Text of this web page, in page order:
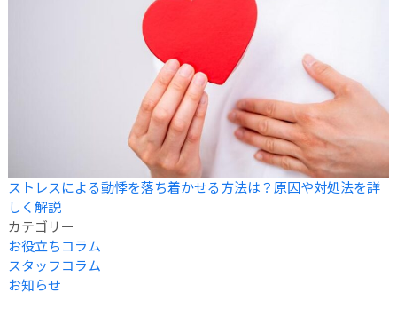
ストレスによる動悸を落ち着かせる方法は？原因や対処法を詳
しく解説
カテゴリー
お役立ちコラム
スタッフコラム
お知らせ